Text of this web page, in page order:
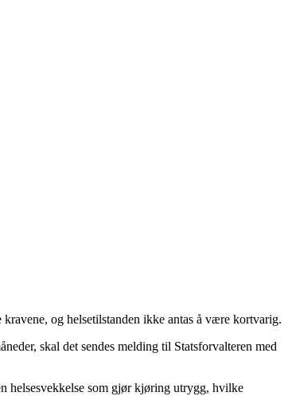
og helsetilstanden ikke antas å være kortvarig.
skal det sendes melding til Statsforvalteren med
helsesvekkelse som gjør kjøring utrygg, hvilke